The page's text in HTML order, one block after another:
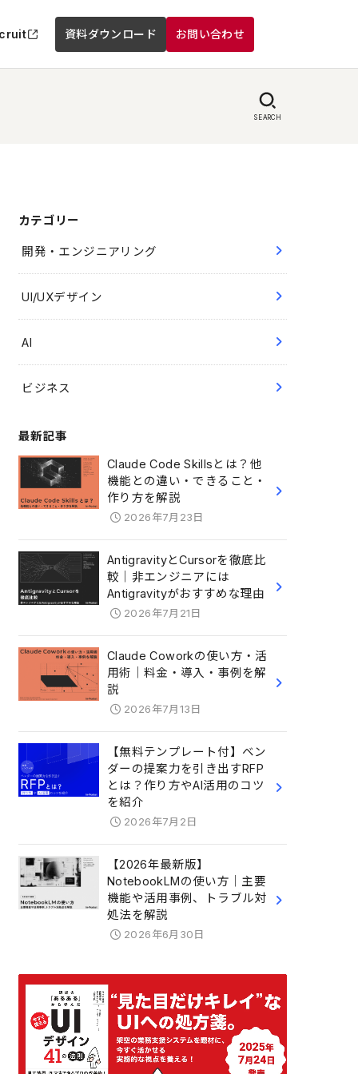
資料ダウンロード お問い合わせ
SEARCH
カテゴリー
開発・エンジニアリング
UI/UXデザイン
AI
ビジネス
最新記事
Claude Code Skillsとは？他
機能との違い・できること・
作り方を解説
2026年7月23日
AntigravityとCursorを徹底比
較｜非エンジニアには
Antigravityがおすすめな理由
2026年7月21日
Claude Coworkの使い方・活
用術｜料金・導入・事例を解
説
2026年7月13日
【無料テンプレート付】ベン
ダーの提案力を引き出すRFP
とは？作り方やAI活用のコツ
を紹介
2026年7月2日
【2026年最新版】
NotebookLMの使い方｜主要
機能や活用事例、トラブル対
処法を解説
2026年6月30日